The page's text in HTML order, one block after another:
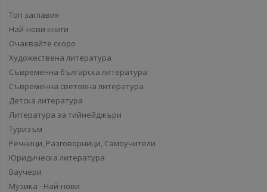
Топ заглавия
Най-нови книги
Очаквайте скоро
Художествена литература
Съвременна българска литература
Съвременна световна литература
Детска литература
Литература за тийнейджъри
Туризъм
Речници, Разговорници, Самоучители
Юридическа литература
Ваучери
Музика - Най-нови